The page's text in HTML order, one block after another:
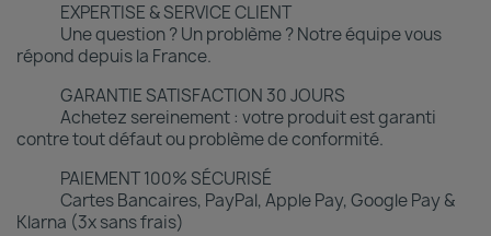
EXPERTISE & SERVICE CLIENT
Une question ? Un problème ? Notre équipe vous
répond depuis la France.
GARANTIE SATISFACTION 30 JOURS
Achetez sereinement : votre produit est garanti
contre tout défaut ou problème de conformité.
PAIEMENT 100% SÉCURISÉ
Cartes Bancaires, PayPal, Apple Pay, Google Pay &
Klarna (3x sans frais)